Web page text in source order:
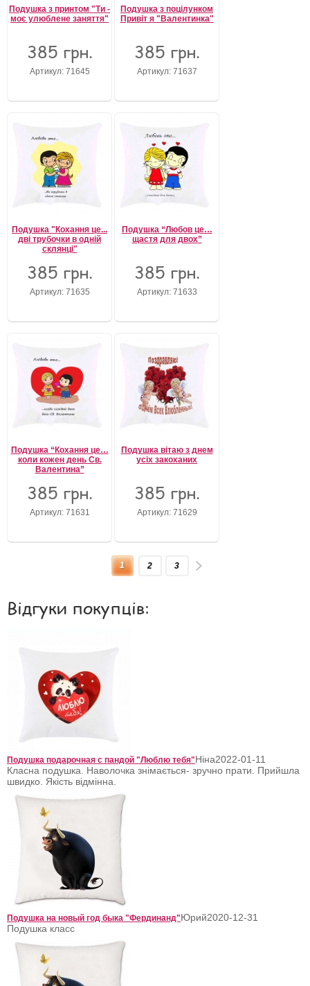
Подушка з принтом "Ти -
моє улюблене заняття"
385 грн.
Артикул: 71645
Подушка з поцілунком
Привіт я "Валентинка"
385 грн.
Артикул: 71637
Подушка "Кохання це...
дві трубочки в одній
склянці"
385 грн.
Артикул: 71635
Подушка “Любов це…
щастя для двох”
385 грн.
Артикул: 71633
Подушка “Кохання це…
коли кожен день Св.
Валентина”
385 грн.
Артикул: 71631
Подушка вітаю з днем
усіх закоханих
385 грн.
Артикул: 71629
1 2 3
Відгуки покупців:
Подушка подарочная с пандой "Люблю тебя"Ніна2022-01-11
Класна подушка. Наволочка знімається- зручно прати. Прийшла
швидко. Якість відмінна.
Подушка на новый год быка "Фердинанд"Юрий2020-12-31
Подушка класс